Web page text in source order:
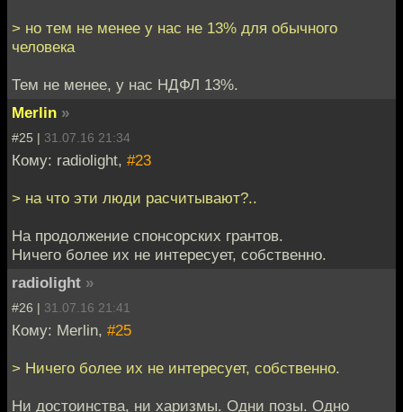
> но тем не менее у нас не 13% для обычного
человека
Тем не менее, у нас НДФЛ 13%.
Merlin »
#25 | 31.07.16 21:34
Кому: radiolight, #23
> на что эти люди расчитывают?..
На продолжение спонсорских грантов.
Ничего более их не интересует, собственно.
radiolight »
#26 | 31.07.16 21:41
Кому: Merlin, #25
> Ничего более их не интересует, собственно.
Ни достоинства, ни харизмы. Одни позы. Одно